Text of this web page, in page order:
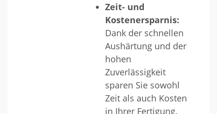
Zeit- und
Kostenersparnis:
Dank der schnellen
Aushärtung und der
hohen
Zuverlässigkeit
sparen Sie sowohl
Zeit als auch Kosten
in Ihrer Fertigung.